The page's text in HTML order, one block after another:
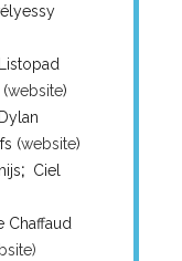
(website)
(website)
; Ciel
Chaffaud